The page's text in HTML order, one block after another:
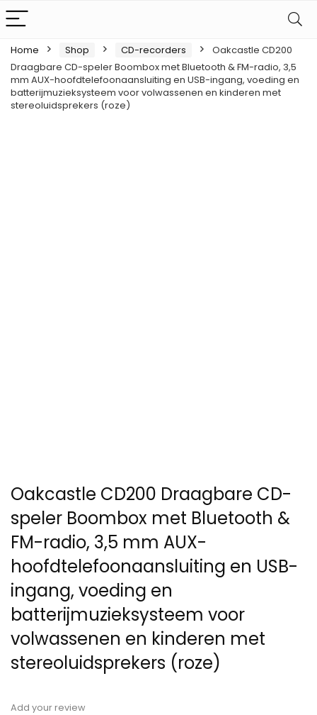
Home Shop CD-recorders
Oakcastle CD200
Draagbare CD-speler Boombox met Bluetooth & FM-radio, 3,5
mm AUX-hoofdtelefoonaansluiting en USB-ingang, voeding en
batterijmuzieksysteem voor volwassenen en kinderen met
stereoluidsprekers (roze)
Oakcastle CD200 Draagbare CD-
speler Boombox met Bluetooth &
FM-radio, 3,5 mm AUX-
hoofdtelefoonaansluiting en USB-
ingang, voeding en
batterijmuzieksysteem voor
volwassenen en kinderen met
stereoluidsprekers (roze)
Add your review